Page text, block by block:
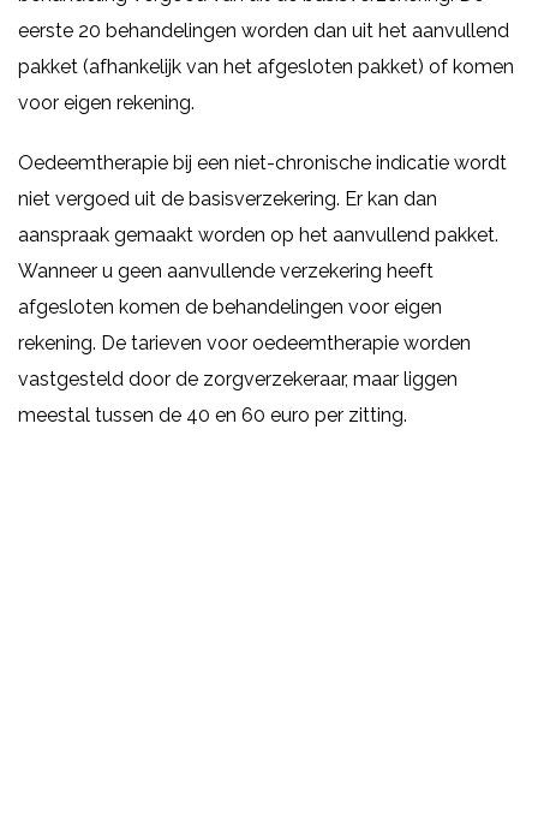
eerste 20 behandelingen worden dan uit het aanvullend
pakket (afhankelijk van het afgesloten pakket) of komen
voor eigen rekening.
Oedeemtherapie bij een niet-chronische indicatie wordt
niet vergoed uit de basisverzekering. Er kan dan
aanspraak gemaakt worden op het aanvullend pakket.
Wanneer u geen aanvullende verzekering heeft
afgesloten komen de behandelingen voor eigen
rekening. De tarieven voor oedeemtherapie worden
vastgesteld door de zorgverzekeraar, maar liggen
meestal tussen de 40 en 60 euro per zitting.